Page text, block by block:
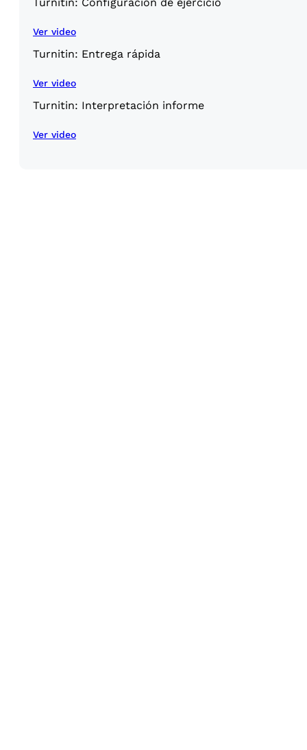
Ver video
Turnitin: Entrega rápida
Ver video
Turnitin: Interpretación informe
Ver video